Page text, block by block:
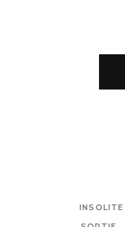
INSOLITE